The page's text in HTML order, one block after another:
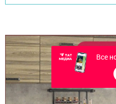
Все